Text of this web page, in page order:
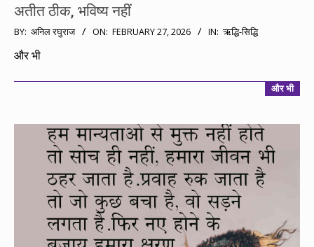
अतीत ठीक, भविष्य नहीं
2026-
02-
BY: अनिल रघुराज ON: FEBRUARY 27, 2026 IN: ऋद्धि-सिद्धि
और भी
और भी